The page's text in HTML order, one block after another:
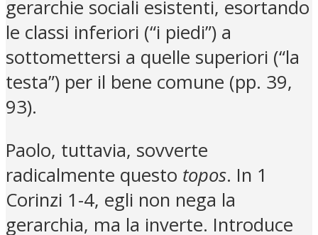
gerarchie sociali esistenti, esortando
le classi inferiori (“i piedi”) a
sottomettersi a quelle superiori (“la
testa”) per il bene comune (pp. 39,
93).
Paolo, tuttavia, sovverte
radicalmente questo topos. In 1
Corinzi 1-4, egli non nega la
gerarchia, ma la inverte. Introduce